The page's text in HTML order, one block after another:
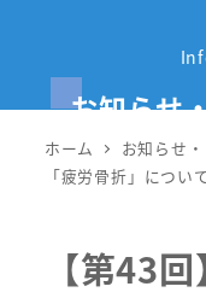
へ
お知らせ
ホーム お知らせ
「疲労骨折」につい
【第43